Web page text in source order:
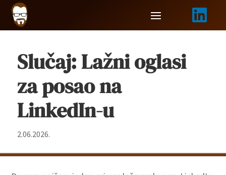

Slučaj: Lažni oglasi
za posao na
LinkedIn-u
2.06.2026.